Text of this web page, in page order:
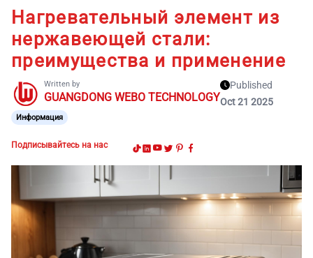
Нагревательный элемент из
нержавеющей стали:
преимущества и применение
Written by
GUANGDONG WEBO TECHNOLOGY
Published
Oct 21 2025
Информация
Подписывайтесь на нас